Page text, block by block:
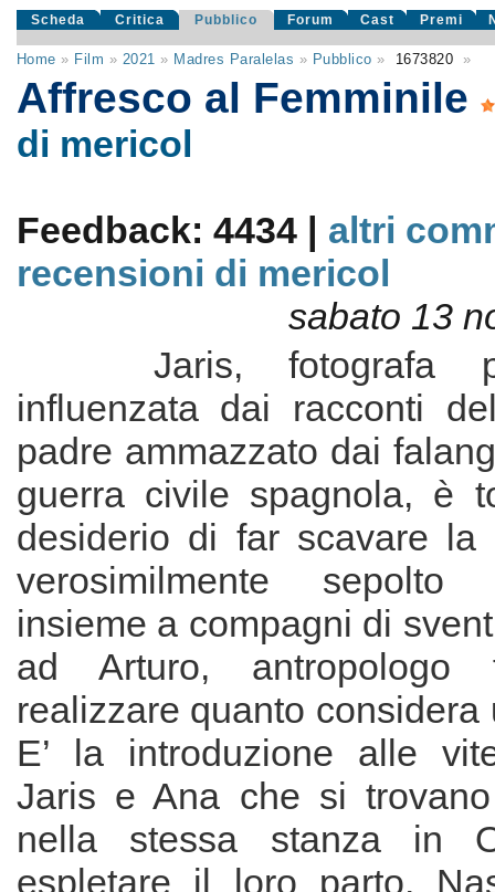
Scheda Critica Pubblico Forum Cast Premi
Home » Film » 2021 » Madres Paralelas » Pubblico » 1673820 »
Affresco al Femminile
di mericol
Feedback: 4434 | altri
recensioni di mericol
sabato 13
Jaris, fotografa
influenzata dai racconti
padre ammazzato dai
guerra civile spagnola, è
desiderio di far scavare la
verosimilmente
insieme a compagni di
ad Arturo, antropologo
realizzare quanto considera
E’ la introduzione alle
Jaris e Ana che si
nella stessa stanza in
espletare il loro parto.